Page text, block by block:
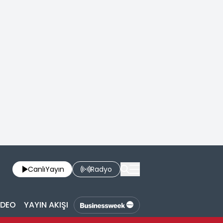
CanlıYayın Radyo
YAYIN AKIŞI